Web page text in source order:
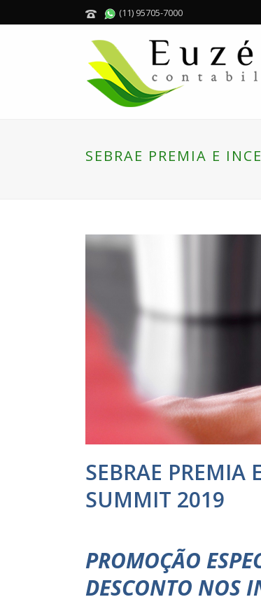
(11) 95705-7000
SEBRAE PREMIA E
SEBRAE PREMIA
SUMMIT 2019
PROMOÇÃO
DESCONTO NOS